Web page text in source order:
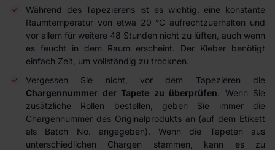
Während des Tapezierens ist es wichtig, eine konstante
Raumtemperatur von etwa 20 °C aufrechtzuerhalten und
vor allem für weitere 48 Stunden nicht zu lüften, auch wenn
es feucht in dem Raum erscheint. Der Kleber benötigt
einfach Zeit, um vollständig zu trocknen.
Vergessen Sie nicht, vor dem Tapezieren die
Chargennummer der Tapete zu überprüfen. Wenn Sie
zusätzliche Rollen bestellen, geben Sie immer die
Chargennummer des Originalprodukts an (auf dem Etikett
als Batch No. angegeben). Wenn die Tapeten aus
unterschiedlichen Chargen stammen, kann es zu